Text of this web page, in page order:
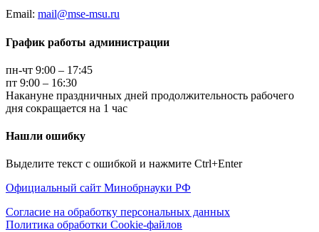
Email: mail@mse-msu.ru
График работы администрации
пн-чт 9:00 – 17:45
пт 9:00 – 16:30
Накануне праздничных дней продолжительность рабочего
дня сокращается на 1 час
Нашли ошибку
Выделите текст с ошибкой и нажмите Ctrl+Enter
Официальный сайт Минобрнауки РФ
Согласие на обработку персональных данных
Политика обработки Cookie-файлов